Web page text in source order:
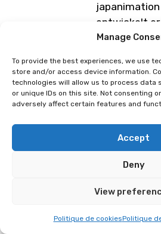
Manage
To provide the best experiences, we use
store and/or access device information.
technologies will allow us to process data
or unique IDs on this site. Not consenting
adversely affect certain features and
Accept
Deny
View
Politique de cookiesPolitique
entwickelt
und
Durch seine
versucht er,
seine
Änderungen
So Meurdok